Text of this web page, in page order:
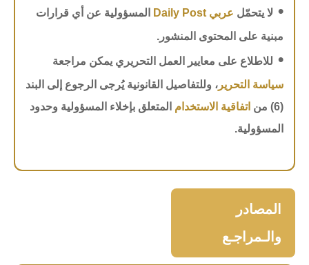
• لا يتحمّل عربي Daily Post
المسؤولية عن أي قرارات
مبنية على المحتوى المنشور.
• للاطلاع على معايير العمل التحريري يمكن مراجعة
سياسة التحرير ، وللتفاصيل القانونية يُرجى الرجوع إلى البند
(6) من
اتفاقية الاستخدام المتعلق بإخلاء المسؤولية وحدود
المسؤولية.
المصادر
والـمراجـع